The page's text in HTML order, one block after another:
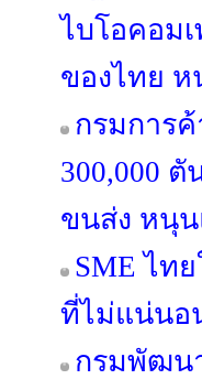
ไบโอคอม
ของไทย ห
กรมการค้
300,000
ขนส่ง หนุ
SME ไท
ที่ไม่แน่นอ
กรมพัฒนา